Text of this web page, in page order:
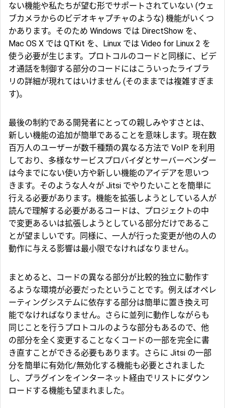
ない機能や私たちが望む形でサポートされていない (ウェ
ブカメラからのビデオキャプチャのような) 機能がいくつ
かあります。そのため Windows では DirectShow を、
Mac OS X では QTKit を、Linux では Video for Linux 2 を
使う必要が生じます。プロトコルのコードと同様に、ビデ
オ通話を制御する部分のコードにはこういったライブラ
リの詳細が現れてはいけません (そのままでは複雑すぎま
す)。
最後の制約である開発者にとっての親しみやすさとは、
新しい機能の追加が簡単であることを意味します。現在数
百万人のユーザーが数千種類の異なる方法で VoIP を利用
しており、多様なサービスプロバイダとサーバーベンダー
は今までにない使い方や新しい機能のアイデアを思いつ
きます。そのような人々が Jitsi でやりたいことを簡単に
行える必要があります。機能を拡張しようとしている人が
読んで理解する必要があるコードは、プロジェクトの中
で変更あるいは拡張しようとしている部分だけであるこ
とが望ましいです。同様に、一人が行った変更が他の人の
動作に与える影響は最小限でなければなりません。
まとめると、コードの異なる部分が比較的独立に動作す
るような環境が必要だったということです。例えばオペレ
ーティングシステムに依存する部分は簡単に置き換え可
能でなければなりません。さらに並列に動作しながらも
同じことを行うプロトコルのような部分もあるので、他
の部分を全く変更することなくコードの一部を完全に書
き直すことができる必要もあります。さらに Jitsi の一部
分を簡単に有効化/無効化する機能も必要とされました
し、プラグインをインターネット経由でリストにダウン
ロードする機能も望まれました。